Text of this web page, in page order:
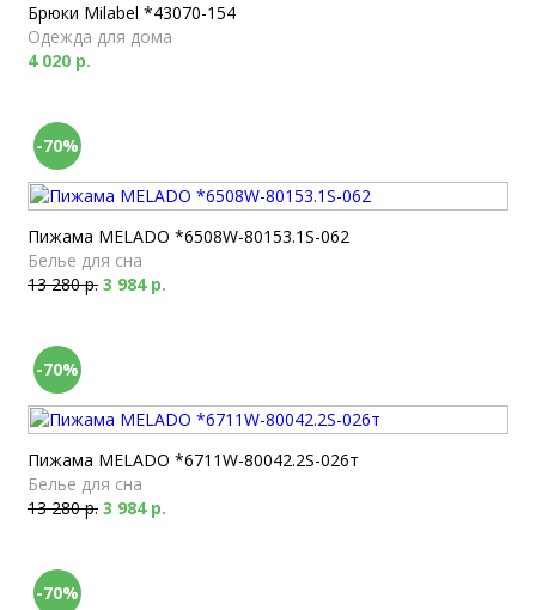
Брюки Milabel *43070-154
Одежда для дома
4 020 р.
-70%
Пижама MELADO *6508W-80153.1S-062
Белье для сна
13 280 р. 3 984 р.
-70%
Пижама MELADO *6711W-80042.2S-026т
Белье для сна
13 280 р. 3 984 р.
-70%